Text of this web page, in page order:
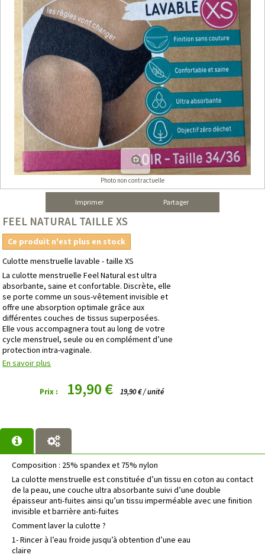
Photo non contractuelle
Imprimer Partager
FEEL NATURAL TAILLE XS
Ce produit n'est plus en stock
Culotte menstruelle lavable - taille XS
La culotte menstruelle Feel Natural est ultra
absorbante, saine et confortable. Discrète, elle
se porte comme un sous-vêtement invisible et
offre une absorption optimale grâce aux
différentes couches de tissus superposées.
Elle vous accompagnera tout au long de votre
cycle menstruel, seule ou en complément d’une
protection intra-vaginale.
En savoir plus
Prix : 19,90 € 19,90 € / unité
Composition : 25% spandex et 75% nylon
La culotte menstruelle est constituée d’un tissu en coton au contact
de la peau, une couche ultra absorbante suivi d’une double
épaisseur anti-fuites ainsi qu’un tissu imperméable avec une finition
invisible et barrière anti-fuites
Comment laver la culotte ?
1- Rincer à l’eau froide jusqu’à obtention d’une eau
claire